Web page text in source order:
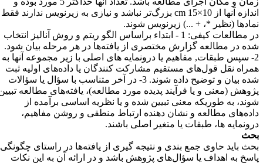
آنها از cm 15×10بزرگ‌تر نباشد و نیازی به زیرنویس ندارند فقط
(نظیر *، + ...) زیرنویس شوند.
در مطالعات کیفی: 1 - ابتداء براساس الگو ریتم و روش آنالیز انتخاب
در مطالعه گزارش مختصری از یافته‌ها در هر مرحله بیان شود.
2- سپس طبقات, مفاهیم یا درونمایه های اصلی با زیر مجموعه آنها به
نقل قول‌های مستقیم مشارکت کنندگان یا داده‌های اولیه ثبت
شده بیان و توضیح داده شوند. 3- در آخر متناسب با سؤال یا سؤالات
(معنی و یا فرآیند پدیده مورد مطالعه)، یافته‌های مطالعه تبیین
به طوریکه معنی تبیین شده و یا نظریه اساسی برآمده از
مطالعه و نشان دهنده ارتباط منطقی و روشن مفاهیم،
ها، طبقات یا متغیر اصلی باشند.
باید حاوی جمع بندی و نتیجه گیری از یافته‌ها در راستای چگونگی
به اهداف یا سؤال‌های پژوهش باشد و در ارائه آن به این نکات